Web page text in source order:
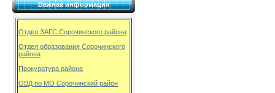
Важная информация
Отдел ЗАГС Сорочинского района
Отдел образования Сорочинского
района
Прокуратура района
ОВД по МО Сорочинский район